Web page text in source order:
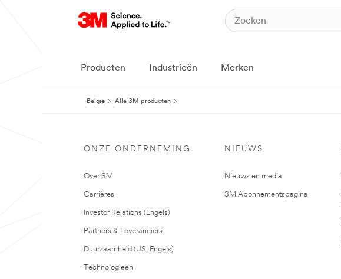
Producten Industrieën Merken
België Alle 3M producten
ONZE ONDERNEMING
Over 3M
Carrières
Investor Relations (Engels)
Partners & Leveranciers
Duurzaamheid (US, Engels)
Technologieën
NIEUWS
Nieuws en media
3M Abonnementspagina